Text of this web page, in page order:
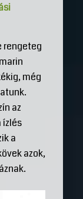
rengeteg
még
az
ízlés
a
azok,